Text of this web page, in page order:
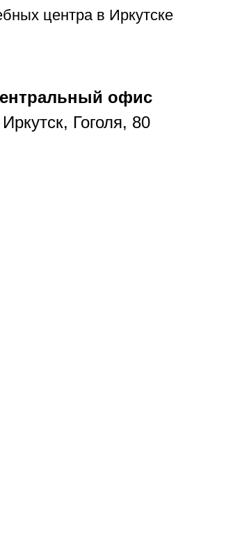
центра в Иркутске
офис
Иркутск, Гоголя, 80